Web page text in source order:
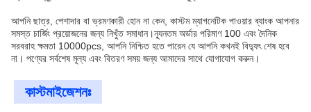
আপনি ছাত্র, পেশাদার বা ভ্রমণকারী হোন না কেন, কাস্টম ম্যাগনেটিক পাওয়ার ব্যাংক আপনার
সমস্ত চার্জিং প্রয়োজনের জন্য নিখুঁত সমাধান।ন্যূনতম অর্ডার পরিমাণ 100 এবং দৈনিক
সরবরাহ ক্ষমতা 10000pcs, আপনি নিশ্চিত হতে পারেন যে আপনি কখনই বিদ্যুৎ শেষ হবে
না। পণ্যের সর্বশেষ মূল্য এবং বিতরণ সময় জন্য আমাদের সাথে যোগাযোগ করুন।
কাস্টমাইজেশনঃ